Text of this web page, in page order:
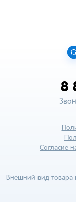
8
Согласие
Внешний вид товара